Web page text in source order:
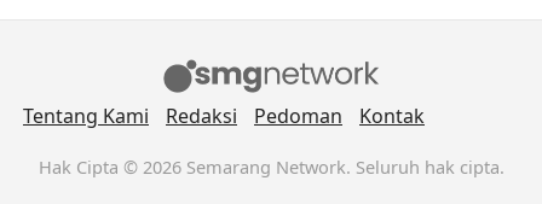
Tentang Kami Redaksi Pedoman Kontak
Hak Cipta © 2026 Semarang Network. Seluruh hak cipta.